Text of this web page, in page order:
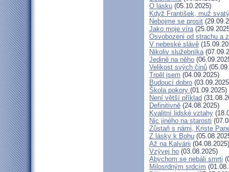
O lásku (05.10.2025)
Když František, muž svatý
Nebojme se prosit
Jako moje víra
Osvobozeni od strachu a
V nebeské slávě
Nikoliv služebníka
Jedině na něho
Velikost svých činů
Trpěl jsem (04.09.2025)
Budoucí dobro
Škola pokory (01.09.2025)
Není větší příklad
Definitivně (24.08.2025)
Kvalitní lidské vztahy
Nic jiného na starosti
Zůstaň s námi, Kriste
Z lásky k Bohu
Až na Kalvárii (04.08.2025)
Vzývej ho (03.08.2025)
Abychom se nebáli smrti
Milosrdným srdcím